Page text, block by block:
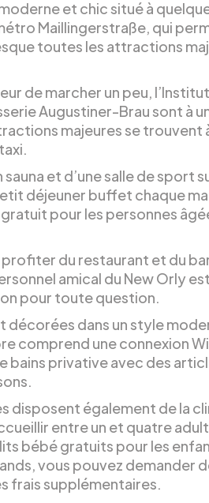
et chic situé à
Maillingerstraße, qui
toutes les attractions
de marcher un peu,
Augustiner-Brau sont à
majeures se trouvent
et d’une salle de sport
déjeuner buffet chaque
pour les personnes
du restaurant et du
amical du New Orly
pour toute question.
décorées dans un style
comprend une connexion
bains privative avec des
disposent également de la
entre un et quatre
bébé gratuits pour les
vous pouvez demander
frais supplémentaires.